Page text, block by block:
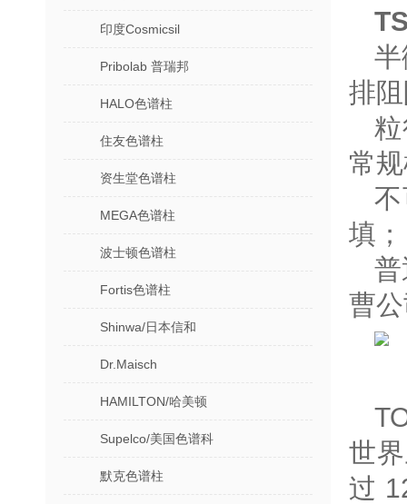
印度Cosmicsil
Pribolab 普瑞邦
HALO色谱柱
住友色谱柱
资生堂色谱柱
MEGA色谱柱
波士顿色谱柱
Fortis色谱柱
Shinwa/日本信和
Dr.Maisch
HAMILTON/哈美顿
Supelco/美国色谱科
默克色谱柱
排
常
填；
曹
世
过